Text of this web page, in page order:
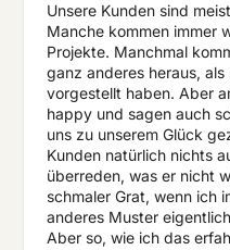
Unsere Kunden sind
Manche kommen immer
Projekte. Manchmal
ganz anderes heraus,
vorgestellt haben. Aber
happy und sagen auch
uns zu unserem Glück
Kunden natürlich nichts
überreden, was er nicht
schmaler Grat, wenn ich
anderes Muster
Aber so, wie ich das